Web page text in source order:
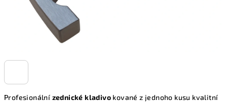
Profesionální zednické kladivo kované z jednoho kusu kvalitní